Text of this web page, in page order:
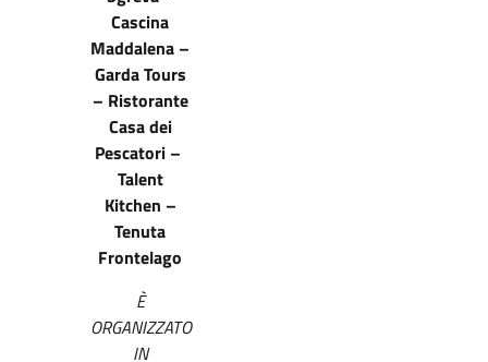
Cascina
Maddalena –
Garda Tours
– Ristorante
Casa dei
Pescatori –
Talent
Kitchen –
Tenuta
Frontelago
È
ORGANIZZATO
IN